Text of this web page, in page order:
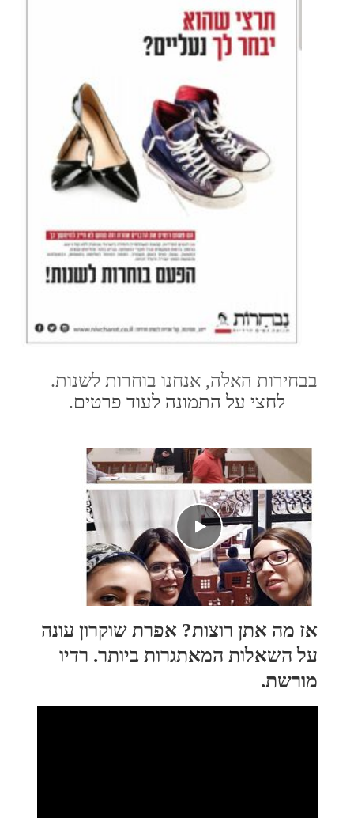
בבחירות האלה, אנחנו בוחרות לשנות.
לחצי על התמונה לעוד פרטים.
אז מה אתן רוצות? אפרת שוקרון עונה
על השאלות המאתגרות ביותר. רדיו
מורשת.